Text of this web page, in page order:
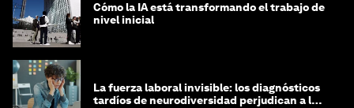
Cómo la IA está transformando el trabajo de
nivel inicial
La fuerza laboral invisible: los diagnósticos
tardíos de neurodiversidad perjudican a las